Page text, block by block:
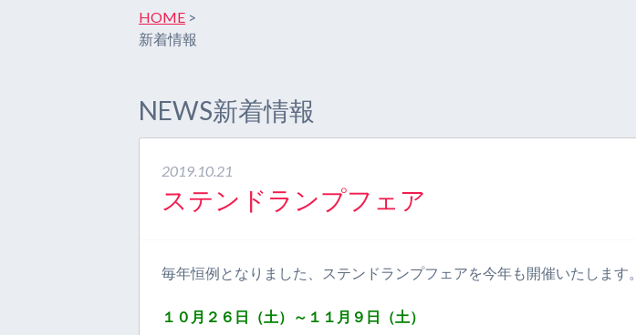
HOME >
新着情報
NEWS新着情報
2019.10.21
ステンドランプフェア
毎年恒例となりました、ステンドランプフェアを今年も開催いたします。
１０月２６日（土）～１１月９日（土）